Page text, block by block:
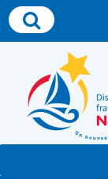
Skip
to
content